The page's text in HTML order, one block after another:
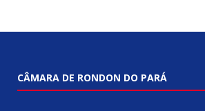
CÂMARA DE RONDON DO PARÁ